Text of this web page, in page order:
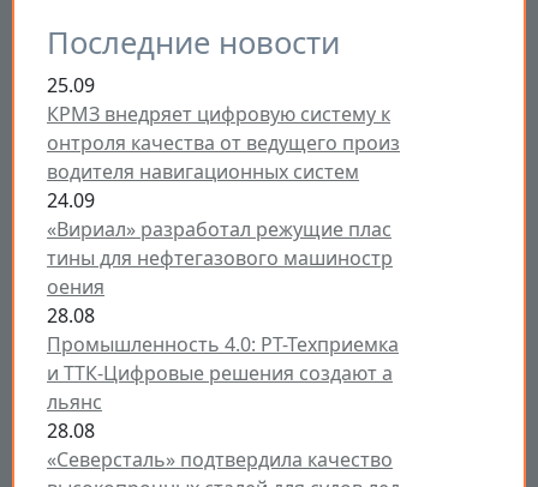
Последние новости
25.09
КРМЗ внедряет цифровую систему к
онтроля качества от ведущего произ
водителя навигационных систем
24.09
«Вириал» разработал режущие плас
тины для нефтегазового машиностр
оения
28.08
Промышленность 4.0: РТ-Техприемка
и ТТК-Цифровые решения создают а
льянс
28.08
«Северсталь» подтвердила качество